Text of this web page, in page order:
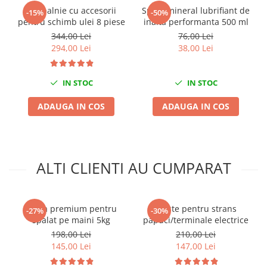
Opel
Peugeot
Skoda
Suzuki
Scule pentru tinichigerie
Accesorii Pneumatice
Alte scule pneumatice
Chei cu clichet
Compresoare
-15%
Set palnie cu accesorii
pentru schimb ulei 8 piese
344,00 Lei
294,00 Lei
IN STOC
ADAUGA IN COS
-50%
Spray mineral lubrifiant de
inalta performanta 500 ml
76,00 Lei
38,00 Lei
IN STOC
ADAUGA IN COS
ALTI CLIENTI AU CUMPARAT
-27%
Pasta premium pentru
spalat pe maini 5kg
198,00 Lei
145,00 Lei
-30%
Cleste pentru strans
papuci/terminale electrice
210,00 Lei
147,00 Lei